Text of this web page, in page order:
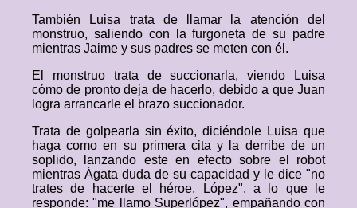
También Luisa trata de llamar la atención del
monstruo, saliendo con la furgoneta de su padre
mientras Jaime y sus padres se meten con él.
El monstruo trata de succionarla, viendo Luisa
cómo de pronto deja de hacerlo, debido a que Juan
logra arrancarle el brazo succionador.
Trata de golpearla sin éxito, diciéndole Luisa que
haga como en su primera cita y la derribe de un
soplido, lanzando este en efecto sobre el robot
mientras Ágata duda de su capacidad y le dice "no
trates de hacerte el héroe, López", a lo que le
responde: "me llamo Superlópez", empañando con